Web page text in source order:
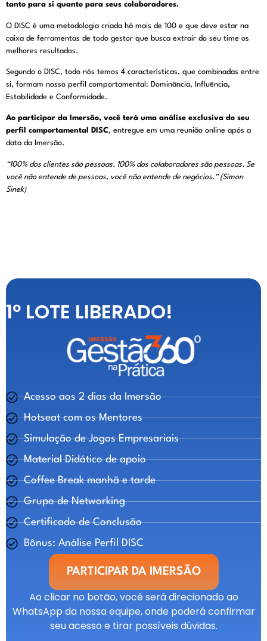
tanto para si quanto para seus colaboradores.
O DISC é uma metodologia criada há mais de 100 e que deve estar na
caixa de ferramentas de todo gestor que busca extrair do seu time os
melhores resultados.
Segundo o DISC, todo nós temos 4 características, que combinadas entre
si, formam nosso perfil comportamental: Dominância, Influência,
Estabilidade e Conformidade.
Ao participar da Imersão, você terá uma análise exclusiva do seu
perfil comportamental DISC, entregue em uma reunião online após a
data da Imersão.
“100% dos clientes são pessoas. 100% dos colaboradores são pessoas. Se
você não entende de pessoas, você não entende de negócios.” (Simon
Sinek)
1º LOTE LIBERADO!
Acesso aos 2 dias da Imersão
Hotseat com os Mentores
Simulação de Jogos Empresariais
Material Didático de apoio
Coffee Break manhã e tarde
Grupo de Networking
Certificado de Conclusão
Bônus: Análise Perfil DISC
PARTICIPAR DA IMERSÃO
Ao clicar no botão, você será direcionado ao
WhatsApp da nossa equipe, onde poderá confirmar
seu acesso e tirar possíveis dúvidas.